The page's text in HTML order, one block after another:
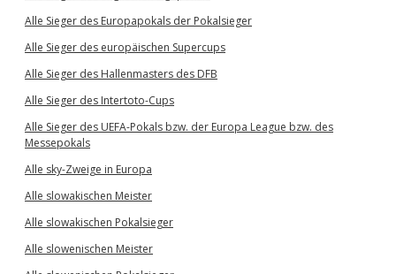
Alle Sieger des Europapokals der Pokalsieger
Alle Sieger des europäischen Supercups
Alle Sieger des Hallenmasters des DFB
Alle Sieger des Intertoto-Cups
Alle Sieger des UEFA-Pokals bzw. der Europa League bzw. des
Messepokals
Alle sky-Zweige in Europa
Alle slowakischen Meister
Alle slowakischen Pokalsieger
Alle slowenischen Meister